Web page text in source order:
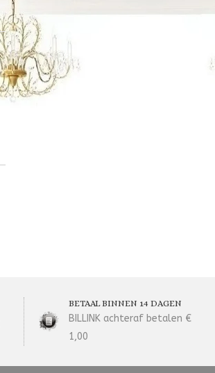
BETAAL BINNEN 14 DAGEN
BILLINK achteraf betalen €
1,00